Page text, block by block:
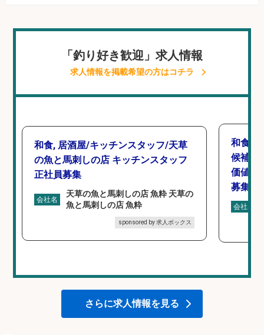
「釣り好き歓迎」求人情報
求人情報を掲載希望の方はコチラ
和食, 居酒屋/キッチンスタッフ/天草
の魚と馬刺しの店 キッチンスタッフ
正社員募集
会社名
天草の魚と馬刺しの店 魚粋 天草の
魚と馬刺しの店 魚粋
sponsored by 求人ボックス
和食,
候補/
価値を
募集
会社名
さらに求人情報を見る